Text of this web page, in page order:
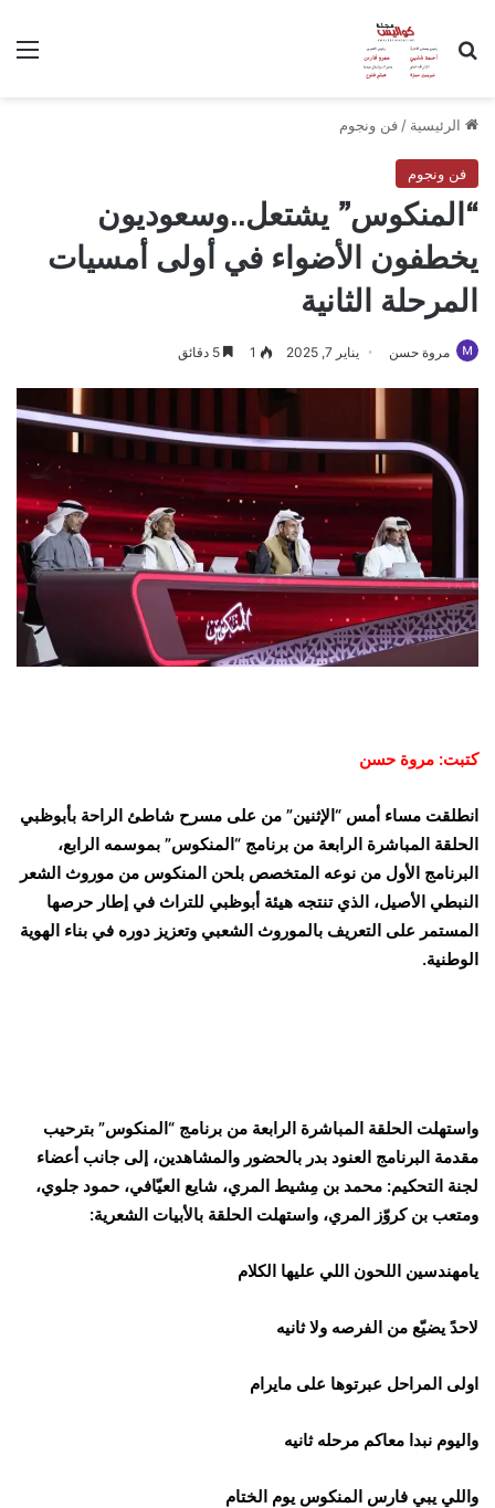
بحث عن
الرئيسية / فن ونجوم
فن ونجوم
“المنكوس” يشتعل..وسعوديون
يخطفون الأضواء في أولى أمسيات
المرحلة الثانية
مروة حسن يناير 7, 2025 1
كتبت: مروة حسن
انطلقت مساء أمس “الإثنين” من على مسرح شاطئ الراحة بأبوظبي
الحلقة المباشرة الرابعة من برنامج “المنكوس” بموسمه الرابع،
البرنامج الأول من نوعه المتخصص بلحن المنكوس من موروث الشعر
النبطي الأصيل، الذي تنتجه هيئة أبوظبي للتراث في إطار حرصها
المستمر على التعريف بالموروث الشعبي وتعزيز دوره في بناء الهوية
الوطنية.
واستهلت الحلقة المباشرة الرابعة من برنامج “المنكوس” بترحيب
مقدمة البرنامج العنود بدر بالحضور والمشاهدين، إلى جانب أعضاء
لجنة التحكيم: محمد بن مِشيط المري، شايع العيّافي، حمود جلوي،
ومتعب بن كروّز المري، واستهلت الحلقة بالأبيات الشعرية:
يامهندسين اللحون اللي عليها الكلام
لاحدً يضيّع من الفرصه ولا ثانيه
اولى المراحل عبرتوها على مايرام
واليوم نبدا معاكم مرحله ثانيه
واللي يبي فارس المنكوس يوم الختام